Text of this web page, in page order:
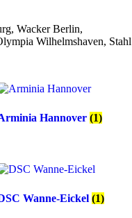
Wacker Berlin,
Wilhelmshaven,
Hannover(1)
Wanne-Eickel(1)